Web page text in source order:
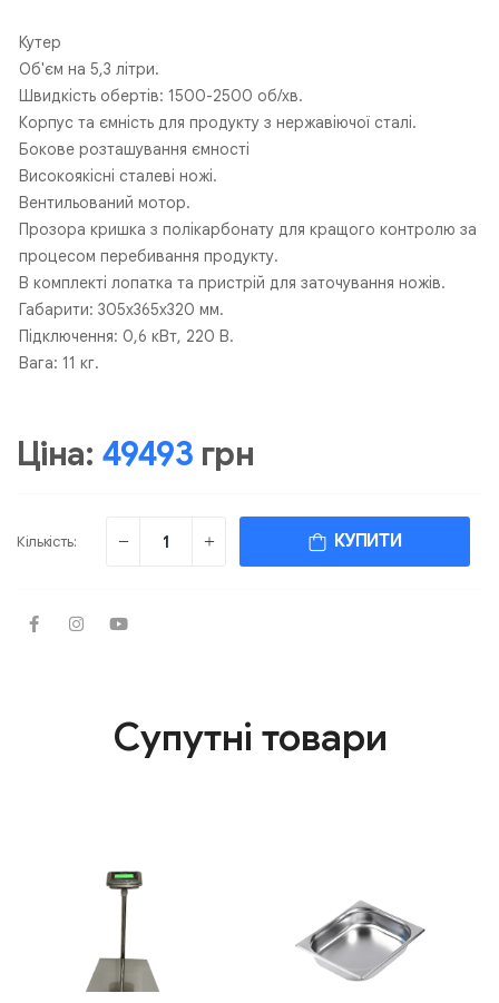
Кутер
Об'єм на 5,3 літри.
Швидкість обертів: 1500-2500 об/хв.
Корпус та ємність для продукту з нержавіючої сталі.
Бокове розташування ємності
Високоякісні сталеві ножі.
Вентильований мотор.
Прозора кришка з полікарбонату для кращого контролю за
процесом перебивання продукту.
В комплекті лопатка та пристрій для заточування ножів.
Габарити: 305х365х320 мм.
Підключення: 0,6 кВт, 220 В.
Вага: 11 кг.
Ціна: 49493 грн
Кількість: КУПИТИ
Супутні товари